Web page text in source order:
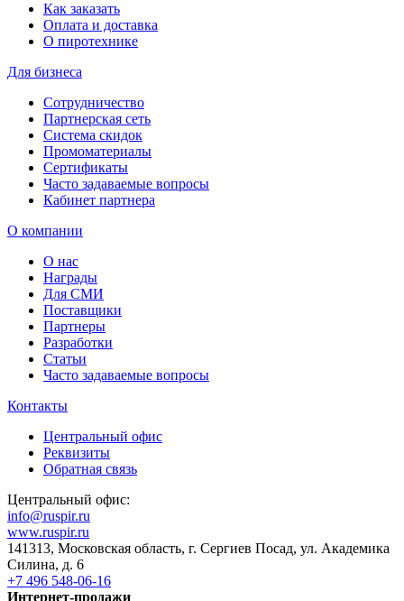
Как заказать
Оплата и доставка
О пиротехнике
Для бизнеса
Сотрудничество
Партнерская сеть
Система скидок
Промоматериалы
Сертификаты
Часто задаваемые вопросы
Кабинет партнера
О компании
О нас
Награды
Для СМИ
Поставщики
Партнеры
Разработки
Статьи
Часто задаваемые вопросы
Контакты
Центральный офис
Реквизиты
Обратная связь
Центральный офис:
info@ruspir.ru
www.ruspir.ru
141313, Московская область, г. Сергиев Посад, ул. Академика
Силина, д. 6
+7 496 548-06-16
Интернет-продажи